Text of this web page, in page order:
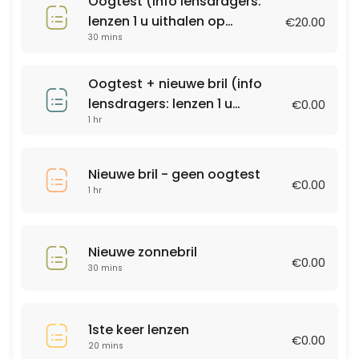
30 min · EUR20.0
Nieuwe bril - geen oogtest
Nieuwe zonnebril
lenzen 1 u uithalen op
voorhand)
30 mins
€20.00
Oogtest + nieuwe bril (info
lensdragers: lenzen 1 u
uithalen op voorhand)
1 hr
€0.00
Nieuwe bril - geen oogtest
1 hr €0.00
Nieuwe zonnebril
30 mins €0.00
1ste keer lenzen
20 mins €0.00